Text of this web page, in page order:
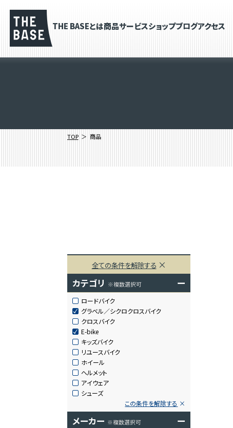
THE BASEとは商品サービスショップブログアクセス
TOP 商品
全ての条件を解除する
カテゴリ ※複数選択可 ー
ロードバイク
グラベル／シクロクロスバイク
クロスバイク
E-bike
キッズバイク
リユースバイク
ホイール
ヘルメット
アイウェア
シューズ
この条件を解除する
メーカー ※複数選択可 ー